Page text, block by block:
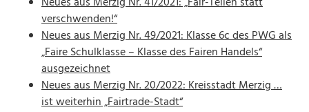
verschwenden!“
Neues aus Merzig Nr. 49/2021: Klasse 6c des PWG als
„Faire Schulklasse – Klasse des Fairen Handels“
ausgezeichnet
Neues aus Merzig Nr. 20/2022: Kreisstadt Merzig …
ist weiterhin „Fairtrade-Stadt“